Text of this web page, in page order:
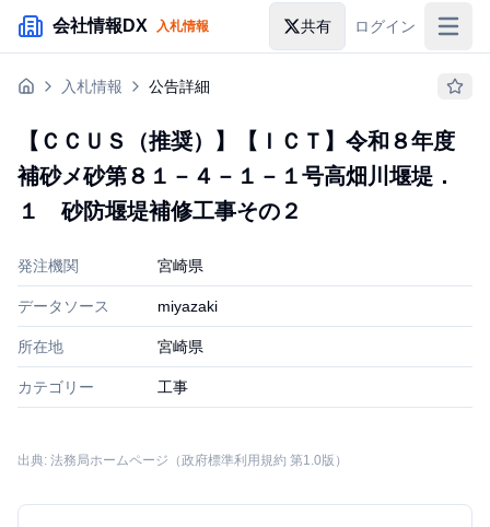
メインコンテンツにスキップ
会社情報DX 入札情報 共有 ログイン
入札情報
助成金・補助金
企業検索
入札情報 公告詳細
【ＣＣＵＳ（推奨）】【ＩＣＴ】令和８年度
補砂メ砂第８１－４－１－１号高畑川堰堤．
１ 砂防堰堤補修工事その２
発注機関 宮崎県
データソース miyazaki
所在地 宮崎県
カテゴリー 工事
出典: 法務局ホームページ（政府標準利用規約 第1.0版）